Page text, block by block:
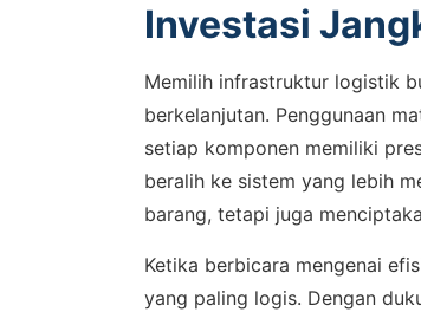
Investasi
Memilih infrastruktur logistik
berkelanjutan. Penggunaan
setiap komponen memiliki
beralih ke sistem yang lebih
barang, tetapi juga
Ketika berbicara mengenai
yang paling logis. Dengan